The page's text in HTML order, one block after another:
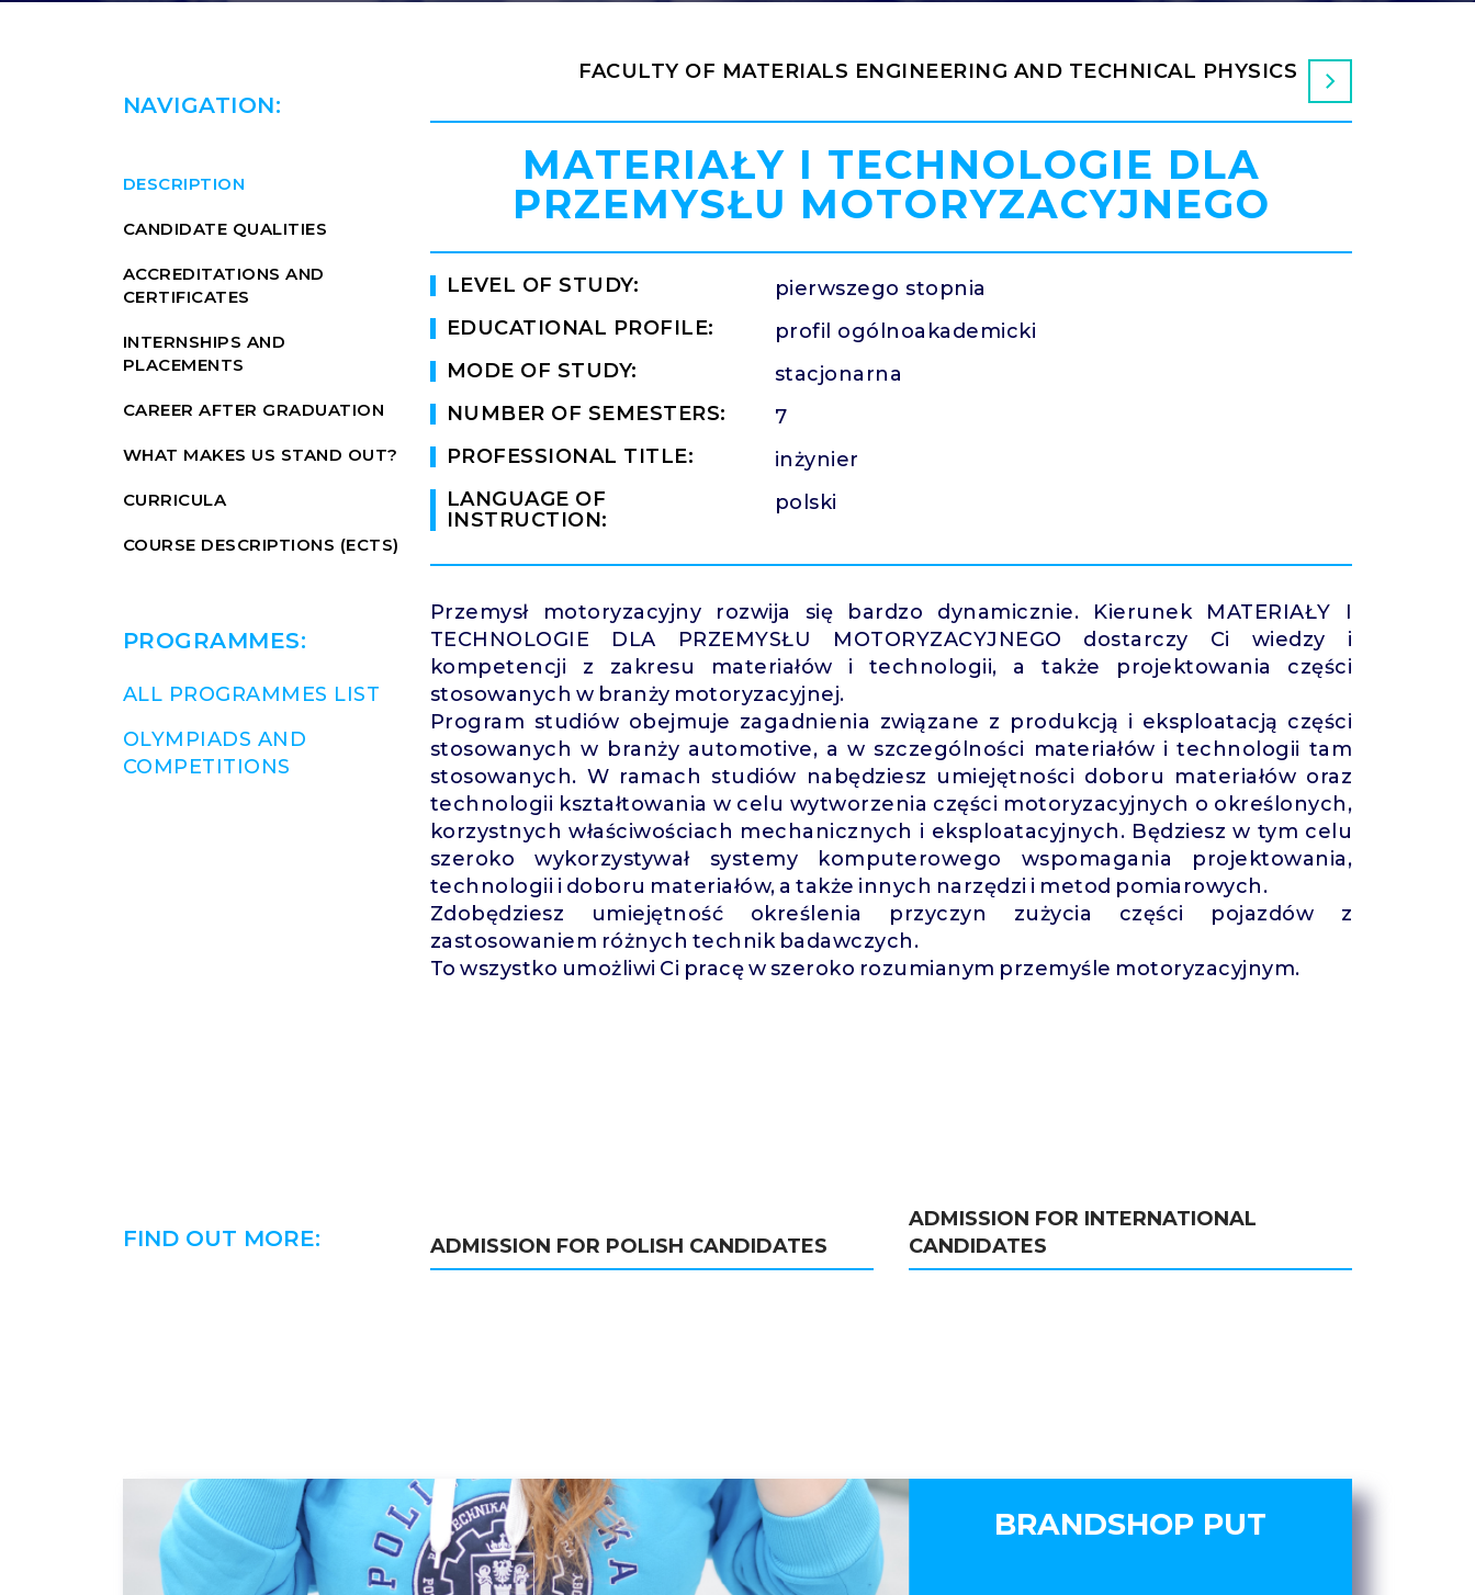
NAVIGATION:
DESCRIPTION
CANDIDATE QUALITIES
ACCREDITATIONS AND
CERTIFICATES
INTERNSHIPS AND
PLACEMENTS
CAREER AFTER GRADUATION
WHAT MAKES US STAND OUT?
CURRICULA
COURSE DESCRIPTIONS (ECTS)
PROGRAMMES:
ALL PROGRAMMES LIST
OLYMPIADS AND
COMPETITIONS
FACULTY OF MATERIALS ENGINEERING AND TECHNICAL PHYSICS
MATERIAŁY I TECHNOLOGIE DLA
PRZEMYSŁU MOTORYZACYJNEGO
LEVEL OF STUDY:
pierwszego stopnia
EDUCATIONAL PROFILE:
profil ogólnoakademicki
MODE OF STUDY:
stacjonarna
NUMBER OF SEMESTERS:
7
PROFESSIONAL TITLE:
inżynier
LANGUAGE OF
INSTRUCTION:
polski
Przemysł motoryzacyjny rozwija się bardzo dynamicznie. Kierunek MATERIAŁY I
TECHNOLOGIE DLA PRZEMYSŁU MOTORYZACYJNEGO dostarczy Ci wiedzy i
kompetencji z zakresu materiałów i technologii, a także projektowania części
stosowanych w branży motoryzacyjnej.
Program studiów obejmuje zagadnienia związane z produkcją i eksploatacją części
stosowanych w branży automotive, a w szczególności materiałów i technologii tam
stosowanych. W ramach studiów nabędziesz umiejętności doboru materiałów oraz
technologii kształtowania w celu wytworzenia części motoryzacyjnych o określonych,
korzystnych właściwościach mechanicznych i eksploatacyjnych. Będziesz w tym celu
szeroko wykorzystywał systemy komputerowego wspomagania projektowania,
technologii i doboru materiałów, a także innych narzędzi i metod pomiarowych.
Zdobędziesz umiejętność określenia przyczyn zużycia części pojazdów z
zastosowaniem różnych technik badawczych.
To wszystko umożliwi Ci pracę w szeroko rozumianym przemyśle motoryzacyjnym.
FIND OUT MORE: ADMISSION FOR POLISH CANDIDATES
ADMISSION FOR INTERNATIONAL
CANDIDATES
BRANDSHOP PUT